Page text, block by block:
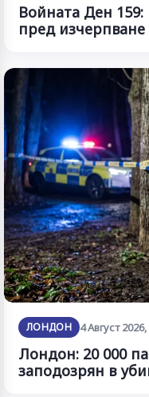
Войната Ден
пред изчерпване
ЛОНДОН 4 Август
Лондон: 20 000
заподозрян в